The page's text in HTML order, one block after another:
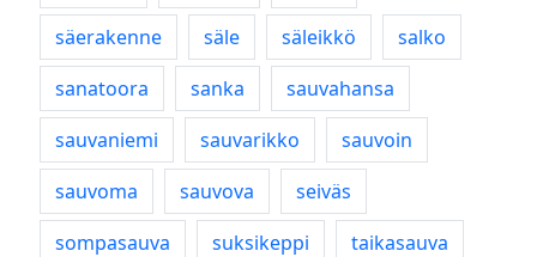
säerakenne
säle säleikkö
salko
sanatoora
sanka
sauvahansa
sauvaniemi
sauvarikko
sauvoin
sauvoma
sauvova
seiväs
sompasauva
suksikeppi
taikasauva